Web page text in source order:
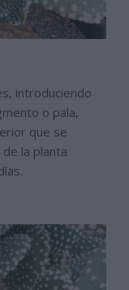
introduciendo
o pala,
que se
la planta